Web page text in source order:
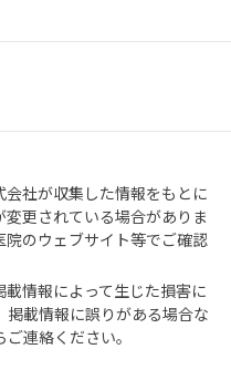
社が収集した情報をもとに
更されている場合がありま
のウェブサイト等でご確認
情報によって生じた損害に
載情報に誤りがある場合な
連絡ください。